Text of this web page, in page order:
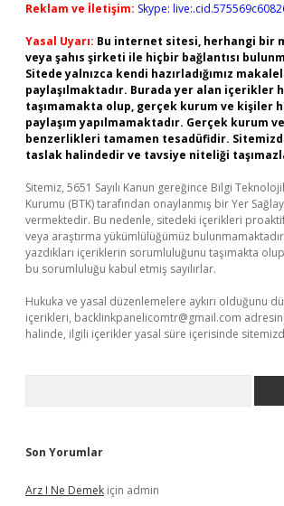
Reklam ve İletişim: Skype:
Yasal Uyarı: Bu internet sitesi, herhangi bir
veya şahıs şirketi ile hiçbir bağlantısı
Sitede yalnızca kendi hazırladığımız
paylaşılmaktadır. Burada yer alan içerikler
taşımamakta olup, gerçek kurum ve kişiler
paylaşım yapılmamaktadır. Gerçek kurum
benzerlikleri tamamen tesadüfidir.
taslak halindedir ve tavsiye niteliği
Sitemiz, 5651 Sayılı Kanun gereğince Bilgi
Kurumu (BTK) tarafından onaylanmış bir Yer
vermektedir. Bu nedenle, sitedeki içerikleri
veya araştırma yükümlülüğümüz
yazdıkları içeriklerin sorumluluğunu taşımakta
bu sorumluluğu kabul etmiş sayılırlar.
Hukuka ve yasal düzenlemelere aykırı olduğunu
içerikleri, backlinkpanelicomtr@gmail.com
halinde, ilgili içerikler yasal süre içerisinde
Son Yorumlar
Arz I Ne Demek için admin